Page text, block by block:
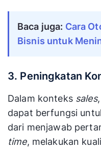
Baca juga: Cara
Bisnis untuk
3. Peningkatan
Dalam konteks sales
dapat berfungsi
dari menjawab
time, melakukan